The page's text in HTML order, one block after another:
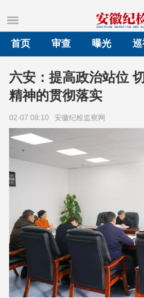
首页
审查 曝光 巡
六安：提高政治站位
精神的贯彻落实
02-07 08:10 安徽纪检监察网